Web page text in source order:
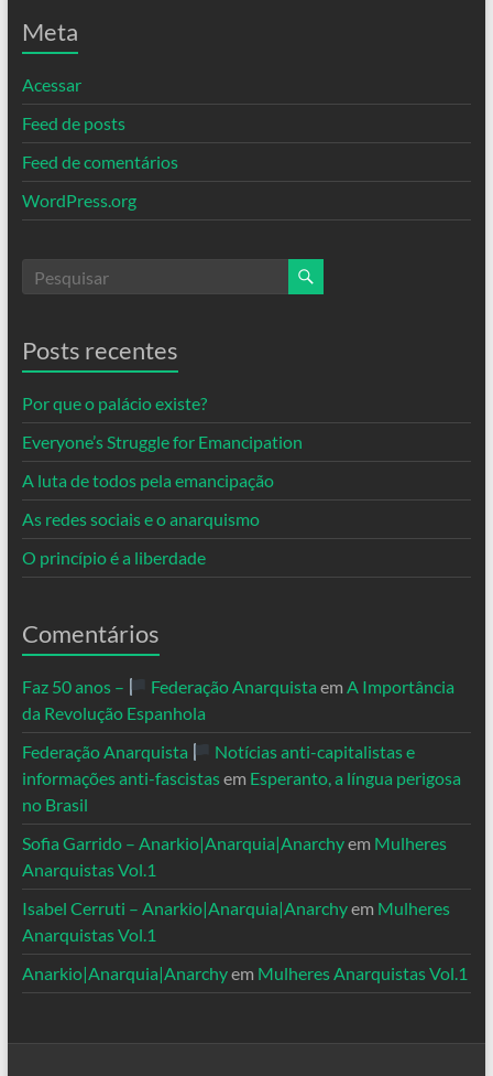
Meta
Acessar
Feed de posts
Feed de comentários
WordPress.org
Posts recentes
Por que o palácio existe?
Everyone’s Struggle for Emancipation
A luta de todos pela emancipação
As redes sociais e o anarquismo
O princípio é a liberdade
Comentários
Faz 50 anos – Federação Anarquista em A Importância
da Revolução Espanhola
Federação Anarquista
Notícias anti-capitalistas e
informações anti-fascistasem Esperanto, a língua perigosa
no Brasil
Sofia Garrido – Anarkio|Anarquia|Anarchyem Mulheres
Anarquistas Vol.1
Isabel Cerruti – Anarkio|Anarquia|Anarchyem Mulheres
Anarquistas Vol.1
Anarkio|Anarquia|Anarchyem Mulheres Anarquistas Vol.1